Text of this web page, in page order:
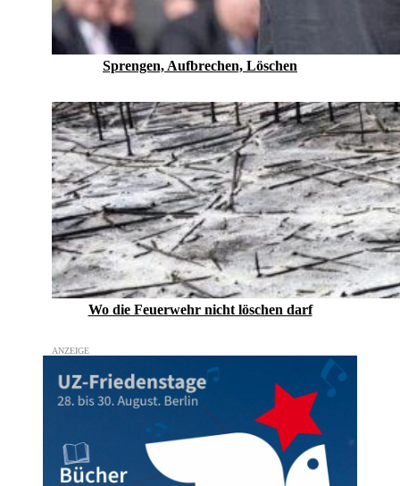
Sprengen, Aufbrechen, Löschen
Wo die Feuerwehr nicht löschen darf